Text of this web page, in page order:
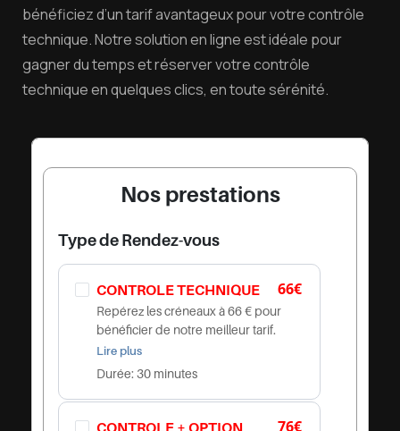
bénéficiez d’un tarif avantageux pour votre contrôle
technique. Notre solution en ligne est idéale pour
gagner du temps et réserver votre contrôle
technique en quelques clics, en toute sérénité.